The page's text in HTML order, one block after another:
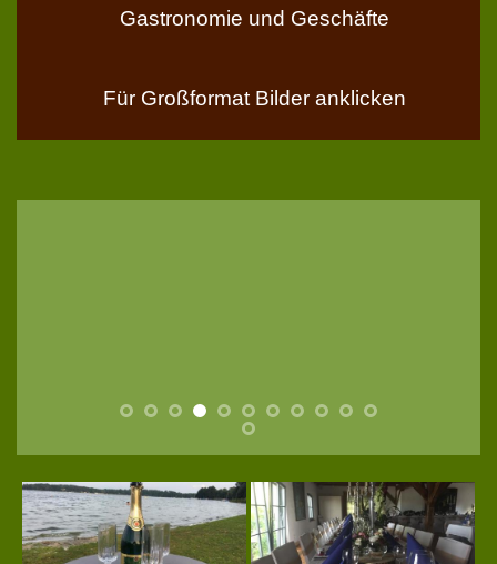
Gastronomie und Geschäfte
Für Großformat Bilder anklicken